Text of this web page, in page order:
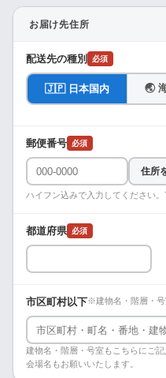
お届け先住所
配送先の種別 必須
🇯🇵 日本国内 🌏
郵便番号 必須
住所
ハイフン込みで入力してください
都道府県 必須
市区町村以下※建物名・階層・号
建物名・階層・号室もこちらにご
会場名もお願いいたします。